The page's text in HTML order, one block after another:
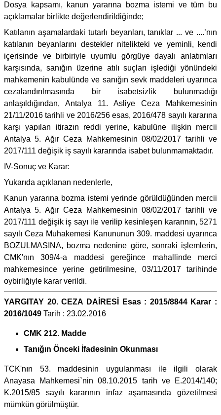
Dosya kapsamı, kanun yararına bozma istemi ve tüm bu
açıklamalar birlikte değerlendirildiğinde;
Katılanın aşamalardaki tutarlı beyanları, tanıklar ... ve ....’nın
katılanın beyanlarını destekler nitelikteki ve yeminli, kendi
içerisinde ve birbiriyle uyumlu görgüye dayalı anlatımları
karşısında, sanığın üzerine atılı suçları işlediği yönündeki
mahkemenin kabulünde ve sanığın sevk maddeleri uyarınca
cezalandırılmasında bir isabetsizlik bulunmadığı
anlaşıldığından, Antalya 11. Asliye Ceza Mahkemesinin
21/11/2016 tarihli ve 2016/256 esas, 2016/478 sayılı kararına
karşı yapılan itirazın reddi yerine, kabulüne ilişkin mercii
Antalya 5. Ağır Ceza Mahkemesinin 08/02/2017 tarihli ve
2017/111 değişik iş sayılı kararında isabet bulunmamaktadır.
IV-Sonuç ve Karar:
Yukarıda açıklanan nedenlerle,
Kanun yararına bozma istemi yerinde görüldüğünden mercii
Antalya 5. Ağır Ceza Mahkemesinin 08/02/2017 tarihli ve
2017/111 değişik iş sayı ile verilip kesinleşen kararının, 5271
sayılı Ceza Muhakemesi Kanununun 309. maddesi uyarınca
BOZULMASINA, bozma nedenine göre, sonraki işlemlerin,
CMK'nın 309/4-a maddesi gereğince mahallinde merci
mahkemesince yerine getirilmesine, 03/11/2017 tarihinde
oybirliğiyle karar verildi.
YARGITAY 20. CEZA DAİRESİ Esas : 2015/8844 Karar :
2016/1049 Tarih : 23.02.2016
CMK 212. Madde
Tanığın Önceki İfadesinin Okunması
TCK'nın 53. maddesinin uygulanması ile ilgili olarak
Anayasa Mahkemesi`nin 08.10.2015 tarih ve E.2014/140;
K.2015/85 sayılı kararının infaz aşamasında gözetilmesi
mümkün görülmüştür.